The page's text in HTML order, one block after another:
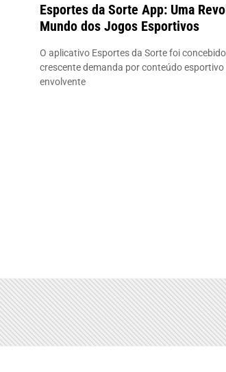
Esportes da Sorte App: Uma
Mundo dos Jogos Esportivos
O aplicativo Esportes da Sorte foi
crescente demanda por conteúdo
envolvente